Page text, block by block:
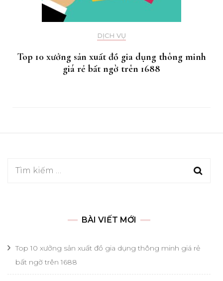
DỊCH VỤ
Top 10 xưởng sản xuất đồ gia dụng thông minh
giá rẻ bất ngờ trên 1688
Tìm
BÀI VIẾT MỚI
Top 10 xưởng sản xuất đồ gia dụng thông minh giá rẻ
bất ngờ trên 1688